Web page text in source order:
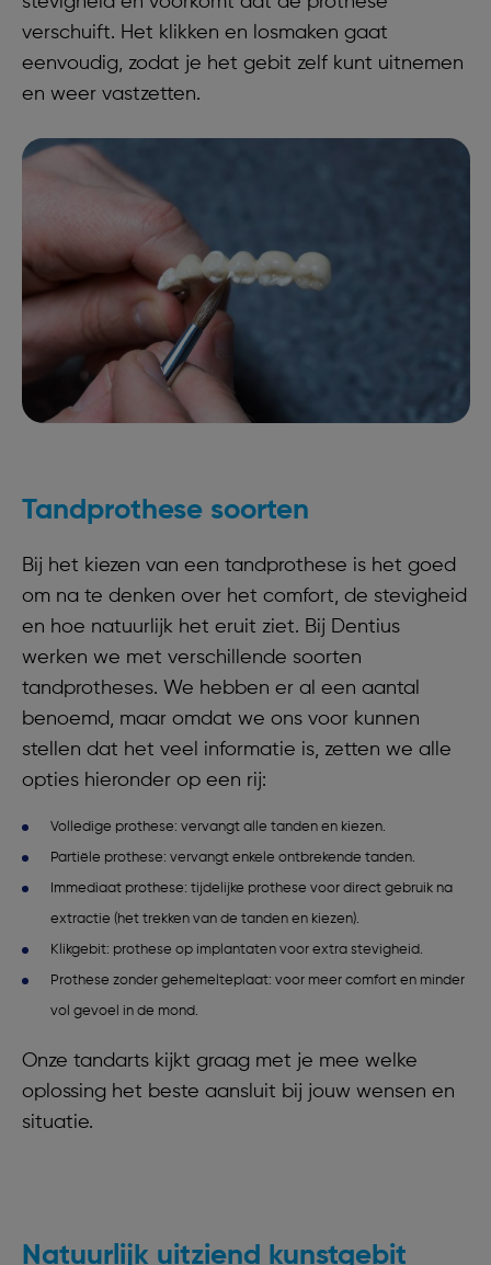
verschuift. Het klikken en losmaken gaat
eenvoudig, zodat je het gebit zelf kunt uitnemen
en weer vastzetten.
Tandprothese soorten
Bij het kiezen van een tandprothese is het goed
om na te denken over het comfort, de stevigheid
en hoe natuurlijk het eruit ziet. Bij Dentius
werken we met verschillende soorten
tandprotheses. We hebben er al een aantal
benoemd, maar omdat we ons voor kunnen
stellen dat het veel informatie is, zetten we alle
opties hieronder op een rij:
Volledige prothese: vervangt alle tanden en kiezen.
Partiële prothese: vervangt enkele ontbrekende tanden.
Immediaat prothese: tijdelijke prothese voor direct gebruik na
extractie (het trekken van de tanden en kiezen).
Klikgebit: prothese op implantaten voor extra stevigheid.
Prothese zonder gehemelteplaat: voor meer comfort en minder
vol gevoel in de mond.
Onze tandarts kijkt graag met je mee welke
oplossing het beste aansluit bij jouw wensen en
situatie.
Natuurlijk uitziend kunstgebit